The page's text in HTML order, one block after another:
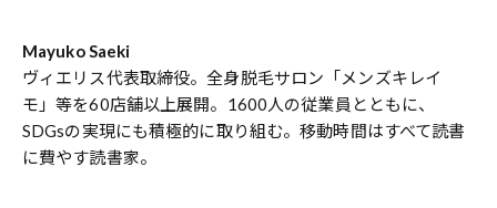
Mayuko Saeki
ヴィエリス代表取締役。全身脱毛サロン「メンズキレイ
モ」等を60店舗以上展開。1600人の従業員とともに、
SDGsの実現にも積極的に取り組む。移動時間はすべて読書
に費やす読書家。